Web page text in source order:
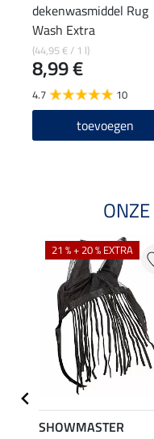
dekenwasmiddel Rug
Wash Extra
(44,95 € / 1 l)
8,99 €
4.7 10
toevoegen
21 % + 20 % EXTRA
SHOWMASTER